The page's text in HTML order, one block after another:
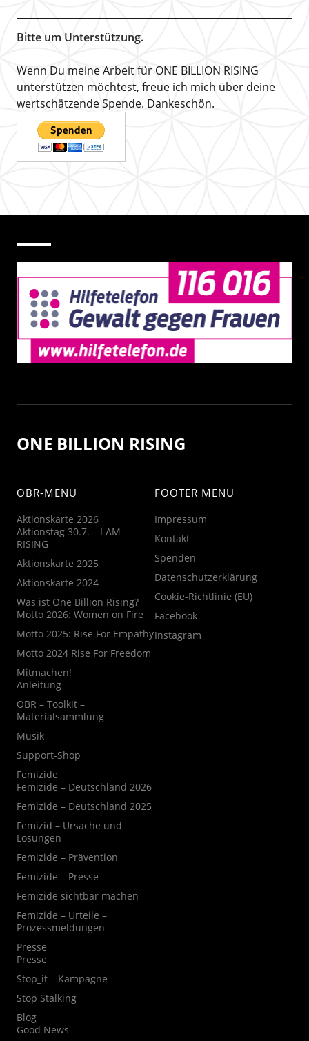
Bitte um Unterstützung.
Wenn Du meine Arbeit für ONE BILLION RISING
unterstützen möchtest, freue ich mich über deine
wertschätzende Spende. Dankeschön.
ONE BILLION RISING
OBR-MENU
Aktionskarte 2026
Aktionstag 30.7. – I AM
RISING
Aktionskarte 2025
Aktionskarte 2024
Was ist One Billion Rising?
Motto 2026: Women on Fire
Motto 2025: Rise For Empathy
Motto 2024 Rise For Freedom
Mitmachen!
Anleitung
OBR – Toolkit –
Materialsammlung
Musik
Support-Shop
Femizide
Femizide – Deutschland 2026
Femizide – Deutschland 2025
Femizid – Ursache und
Lösungen
Femizide – Prävention
Femizide – Presse
Femizide sichtbar machen
Femizide – Urteile –
Prozessmeldungen
Presse
Presse
Stop_it – Kampagne
Stop Stalking
Blog
Good News
FOOTER MENU
Impressum
Kontakt
Spenden
Datenschutzerklärung
Cookie-Richtlinie (EU)
Facebook
Instagram